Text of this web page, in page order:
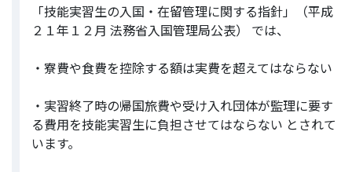
「技能実習生の入国・在留管理に関する指針」（平成
２１年１２月 法務省入国管理局公表） では、
・寮費や食費を控除する額は実費を超えてはならない
・実習終了時の帰国旅費や受け入れ団体が監理に要す
る費用を技能実習生に負担させてはならない とされて
います。